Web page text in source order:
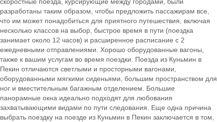
разработаны таким образом, чтобы предложить пассажирам все,
что им может понадобиться для приятного путешествия, включая
несколько классов на выбор, быстрое время в пути (поездка
занимает около 12 часов) и расширенное расписание с 2
ежедневными отправлениями. Хорошо оборудованные вагоны,
также к вашим услугам во время поездки. Поезда из Куньмин в
Пекин отличаются светлыми и просторными вагонами,
оборудованными мягкими сиденьями, большим пространством для
ног и вместительным багажным отделением. Большие
панорамные окна идеально подходят для любования
захватывающими видами по пути следования. Еще одна причина
выбрать поездку на поезде из Куньмин в Пекин заключается в том,